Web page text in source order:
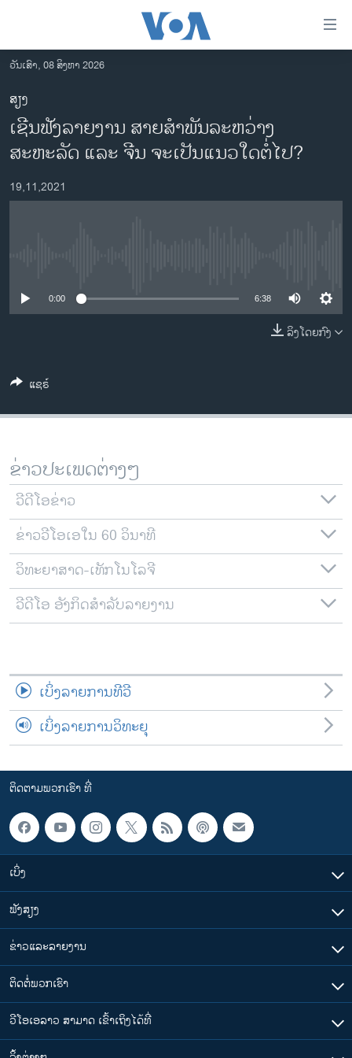
ເຂົ້າ
ຫາ
ຂ້າມ
ຂ້າມ
ຂ້າມ
ໄປ
ຫາ
ຊອກ
ລາວ
ອາເມຣິກາ
ຂ່າວ​ຈີນ
ຊີວິດຊາວລາວ
ທຸລະກິດ
ພາສາອັງກິດ
ສຽງ
ລາຍການກະຈາຍສຽງ
ລາຍງານ
ຕິດຕາມພວກເຮົາ ທີ່
ພາສາຕ່າງໆ
ວັນເສົາ, 08 ສິງຫາ 2026
ສຽງ
ເຊີນຟັງລາຍງານ ສາຍສຳພັນລະຫວ່າງ
ສະຫະລັດ ແລະ ຈີນ ຈະເປັນແນວໃດຕໍ່ໄປ?
19,11,2021
0:00 6:38
ລິງໂດຍກົງ
ແຊຣ໌
ຂ່າວປະເພດຕ່າງໆ
ວີດີໂອຂ່າວ
ຂ່າວວີໂອເອໃນ 60 ວິນາທີ
ວິທະຍາສາດ-ເທັກໂນໂລຈີ
ວີດີໂອ ອັງກິດສຳລັບລາຍງານ
ເບິ່ງລາຍການທີວີ
ເບິ່ງລາຍການວິທະຍຸ
ຕິດຕາມພວກເຮົາ ທີ່
ເບິ່ງ
ຟັງສຽງ
ຂ່າວແລະລາຍງານ
ຕິດຕໍ່ພວກເຮົາ
ວີໂອເອລາວ ສາມາດ ເຂົ້າເຖິງໄດ້ທີ່